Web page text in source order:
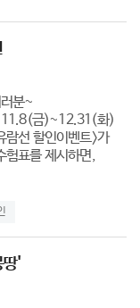
분~
11.8(금)~12.31(화)
람선 할인이벤트>가
험표를 제시하면,
땅'